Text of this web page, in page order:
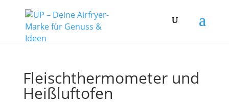
Fleischthermometer und
Heißluftofen